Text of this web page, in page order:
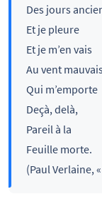
Des jours
Et je pleure
Et je m’en vais
Au vent mauvais
Qui m’emporte
Deçà, delà,
Pareil à la
Feuille morte.
(Paul Verlaine,